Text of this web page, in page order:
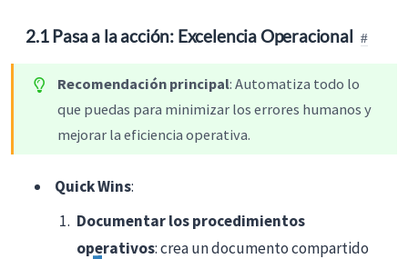
2.1 Pasa a la acción: Excelencia Operacional
Recomendación principal: Automatiza todo lo
que puedas para minimizar los errores humanos y
mejorar la eficiencia operativa.
Quick Wins:
Documentar los procedimientos
operativos: crea un documento compartido